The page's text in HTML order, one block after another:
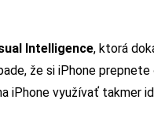
Intelligence, ktorá
že si iPhone prepnete
iPhone využívať takmer